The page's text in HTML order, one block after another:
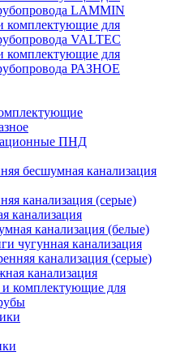
LAMMIN
комплектующие для
VALTEC
комплектующие для
РАЗНОЕ
ПНД
бесшумная канализация
канализация (серые)
канализация
канализация (белые)
чугунная канализация
канализация (серые)
канализация
комплектующие для